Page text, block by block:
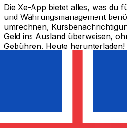
Die Xe-App bietet alles, was du
und Währungsmanagement
umrechnen,
Geld ins Ausland überweisen,
Gebühren. Heute herunterladen!